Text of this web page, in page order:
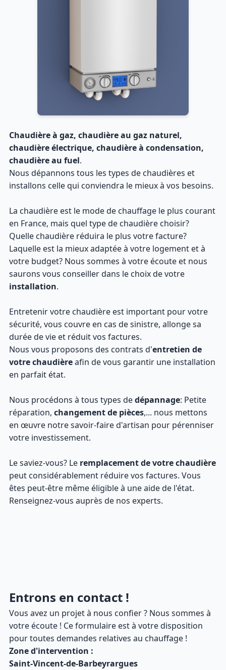
Chaudière à gaz, chaudière au gaz naturel,
chaudière électrique, chaudière à condensation,
chaudière au fuel.
Nous dépannons tous les types de chaudières et
installons celle qui conviendra le mieux à vos besoins.
La chaudière est le mode de chauffage le plus courant
en France, mais quel type de chaudière choisir?
Quelle chaudière réduira le plus votre facture?
Laquelle est la mieux adaptée à votre logement et à
votre budget? Nous sommes à votre écoute et nous
saurons vous conseiller dans le choix de votre
installation.
Entretenir votre chaudière est important pour votre
sécurité, vous couvre en cas de sinistre, allonge sa
durée de vie et réduit vos factures.
Nous vous proposons des contrats d'entretien de
votre chaudièreafin de vous garantir une installation
en parfait état.
Nous procédons à tous types dedépannage: Petite
réparation, changement de pièces,... nous mettons
en œuvre notre savoir-faire d'artisan pour pérenniser
votre investissement.
Le saviez-vous? Le remplacement de votre chaudière
peut considérablement réduire vos factures. Vous
êtes peut-être même éligible à une aide de l'état.
Renseignez-vous auprès de nos experts.
Entrons en contact !
Vous avez un projet à nous confier ? Nous sommes à
votre écoute ! Ce formulaire est à votre disposition
pour toutes demandes relatives au chauffage !
Zone d'intervention :
Saint-Vincent-de-Barbeyrargues